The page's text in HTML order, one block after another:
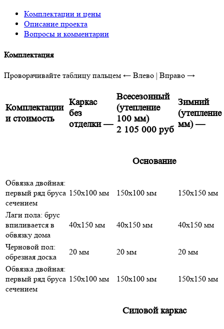
Комплектации и цены
Описание проекта
Вопросы и комментарии
Комплектация
Проворачивайте таблицу пальцем ← Влево | Вправо →
Комплектации
и стоимость
Каркас
без
отделки—
Всесезонный
(утепление
100 мм)
2 105 000 руб
Зимний
мм)—
Основание
Обвязка двойная:
первый ряд бруса
сечением
150х100 мм 150х100 мм 150х150 мм
Лаги пола: брус
впиливается в
обвязку дома
40х150 мм 40х150 мм 40х150 мм
Черновой пол:
обрезная доска
20 мм 20 мм
20 мм
Обвязка двойная:
первый ряд бруса
сечением
150х100 мм 150х100 мм 150х150 мм
Силовой каркас